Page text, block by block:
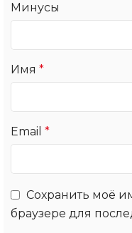
Минусы
Имя *
Email *
Сохранить моё
браузере для